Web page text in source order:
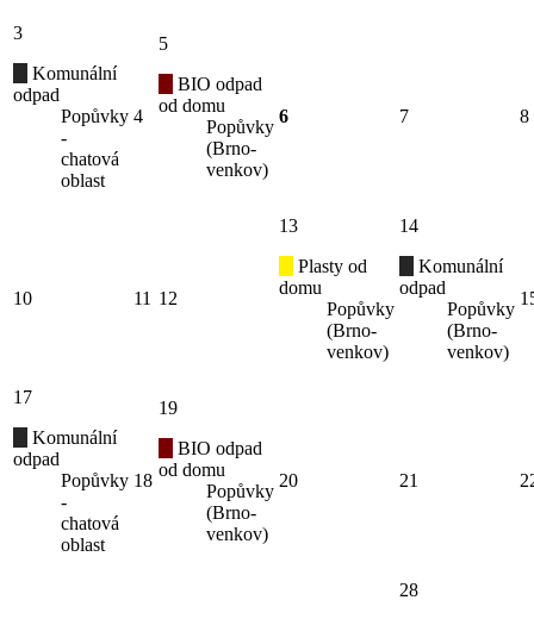
3
Komunální
odpad
Popůvky
-
chatová
oblast
4
5
BIO odpad
od domu
Popůvky
(Brno-
venkov)
6 7 8
10 11 12
13
Plasty od
domu
Popůvky
(Brno-
venkov)
14
Komunální
odpad
Popůvky
(Brno-
venkov)
17
Komunální
odpad
Popůvky
-
chatová
oblast
18
19
BIO odpad
od domu
Popůvky
(Brno-
venkov)
20 21
28